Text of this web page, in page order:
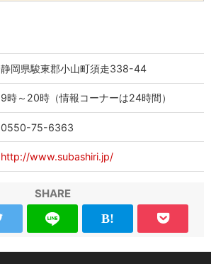
静岡県駿東郡小山町須走338-44
9時～20時（情報コーナーは24時間）
0550-75-6363
http://www.subashiri.jp/
SHARE